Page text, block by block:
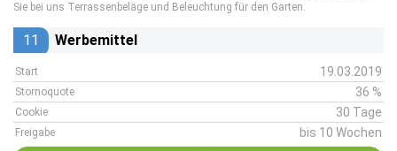
Sie bei uns Terrassenbeläge und Beleuchtung für den Garten.
11 Werbemittel
Start 19.03.2019
Stornoquote 36 %
Cookie 30 Tage
Freigabe bis 10 Wochen